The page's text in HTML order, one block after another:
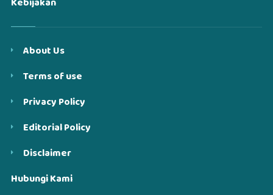
Kebijakan
About Us
Terms of use
Privacy Policy
Editorial Policy
Disclaimer
Hubungi Kami